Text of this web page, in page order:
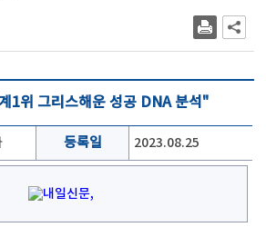
1위 그리스해운 성공 DNA 분석"
등록일 2023.08.25